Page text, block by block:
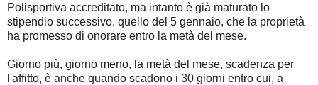
Polisportiva accreditato, ma intanto è già maturato lo
stipendio successivo, quello del 5 gennaio, che la proprietà
ha promesso di onorare entro la metà del mese.
Giorno più, giorno meno, la metà del mese, scadenza per
l'affitto, è anche quando scadono i 30 giorni entro cui, a